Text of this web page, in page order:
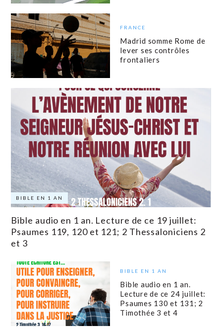
FRANCE
Madrid somme Rome de
lever ses contrôles
frontaliers
BIBLE EN 1 AN
Bible audio en 1 an. Lecture de ce 19 juillet:
Psaumes 119, 120 et 121; 2 Thessaloniciens 2
et 3
BIBLE EN 1 AN
Bible audio en 1 an.
Lecture de ce 24 juillet:
Psaumes 130 et 131; 2
Timothée 3 et 4